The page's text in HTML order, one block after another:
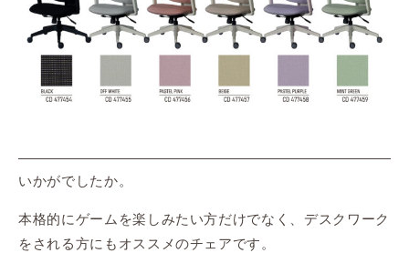
いかがでしたか。
本格的にゲームを楽しみたい方だけでなく、デスクワーク
をされる方にもオススメのチェアです。